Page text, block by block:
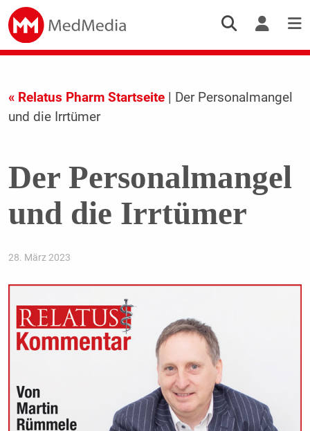
« Relatus Pharm Startseite| Der Personalmangel
und die Irrtümer
Der Personalmangel
und die Irrtümer
28. März 2023